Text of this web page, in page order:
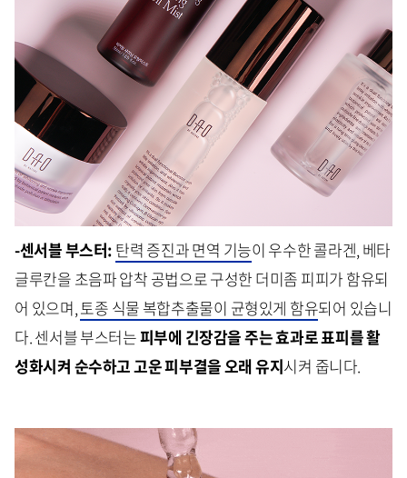
-센서블 부스터: 탄력 증진과 면역 기능이 우수한 콜라겐, 베타
글루칸을 초음파 압착 공법으로 구성한 더미좀 피피가 함유되
어 있으며,토종 식물 복합추출물이 균형있게 함유되어 있습니
다. 센서블 부스터는피부에 긴장감을 주는 효과로 표피를 활
성화시켜 순수하고 고운 피부결을 오래 유지시켜 줍니다.